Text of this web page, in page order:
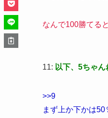
なんで100勝てる
11: 以下、5ちゃ
>>9
まず上か下かは50